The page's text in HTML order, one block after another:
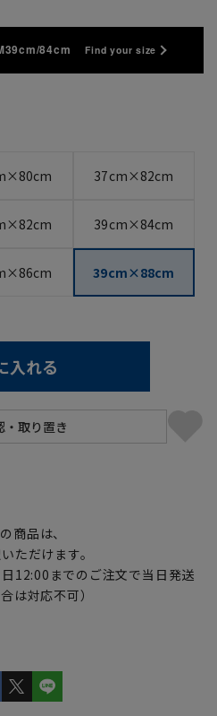
84cm Find your size
37cm×82cm
39cm×84cm
39cm×88cm
入れる
商品は、
ただけます。
12:00までのご注文で当日発送
は対応不可）